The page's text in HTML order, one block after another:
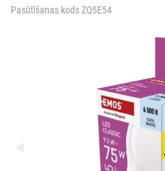
Pasūtīšanas kods ZQ5E54